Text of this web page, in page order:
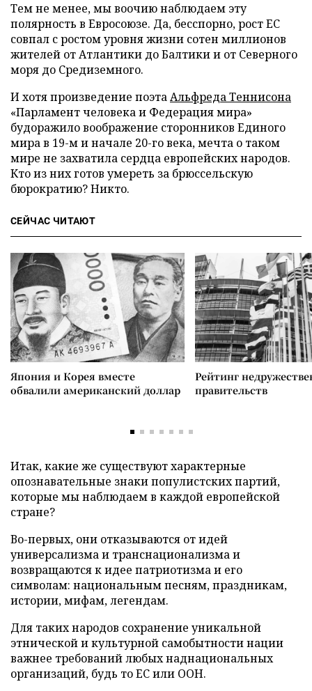
Тем не менее, мы воочию наблюдаем эту
полярность в Евросоюзе. Да, бесспорно, рост ЕС
совпал с ростом уровня жизни сотен миллионов
жителей от Атлантики до Балтики и от Северного
моря до Средиземного.
И хотя произведение поэтаАльфреда Теннисона
«Парламент человека и Федерация мира»
будоражило воображение сторонников Единого
мира в 19-м и начале 20-го века, мечта о таком
мире не захватила сердца европейских народов.
Кто из них готов умереть за брюссельскую
бюрократию? Никто.
СЕЙЧАС ЧИТАЮТ
Япония и Корея вместе
обвалили американский доллар
Рейтинг
правительств
Итак, какие же существуют характерные
опознавательные знаки популистских партий,
которые мы наблюдаем в каждой европейской
стране?
Во-первых, они отказываются от идей
универсализма и транснационализма и
возвращаются к идее патриотизма и его
символам: национальным песням, праздникам,
истории, мифам, легендам.
Для таких народов сохранение уникальной
этнической и культурной самобытности нации
важнее требований любых наднациональных
организаций, будь то ЕС или ООН.